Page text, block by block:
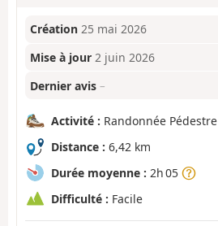
Création 25 mai 2026
Mise à jour 2 juin 2026
Dernier avis –
Activité : Randonnée Pédestre
Distance : 6,42 km
Durée moyenne : 2h 05
Difficulté : Facile